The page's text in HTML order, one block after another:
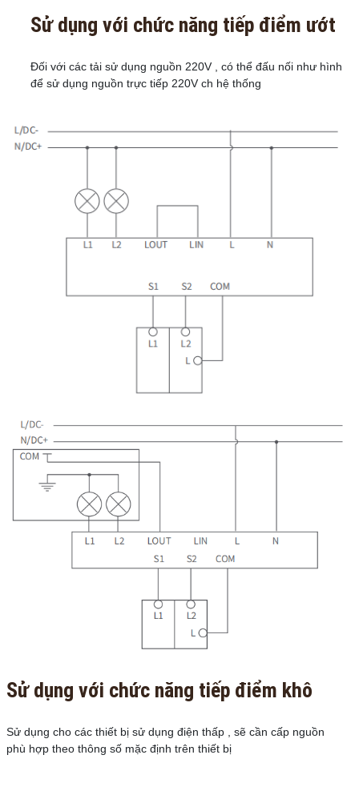
Sử dụng với chức năng tiếp điểm ướt
Đối với các tải sử dụng nguồn 220V , có thể đấu nối như hình
để sử dụng nguồn trực tiếp 220V ch hệ thống
Sử dụng với chức năng tiếp điểm khô
Sử dụng cho các thiết bị sử dụng điện thấp , sẽ cần cấp nguồn
phù hợp theo thông số mặc định trên thiết bị